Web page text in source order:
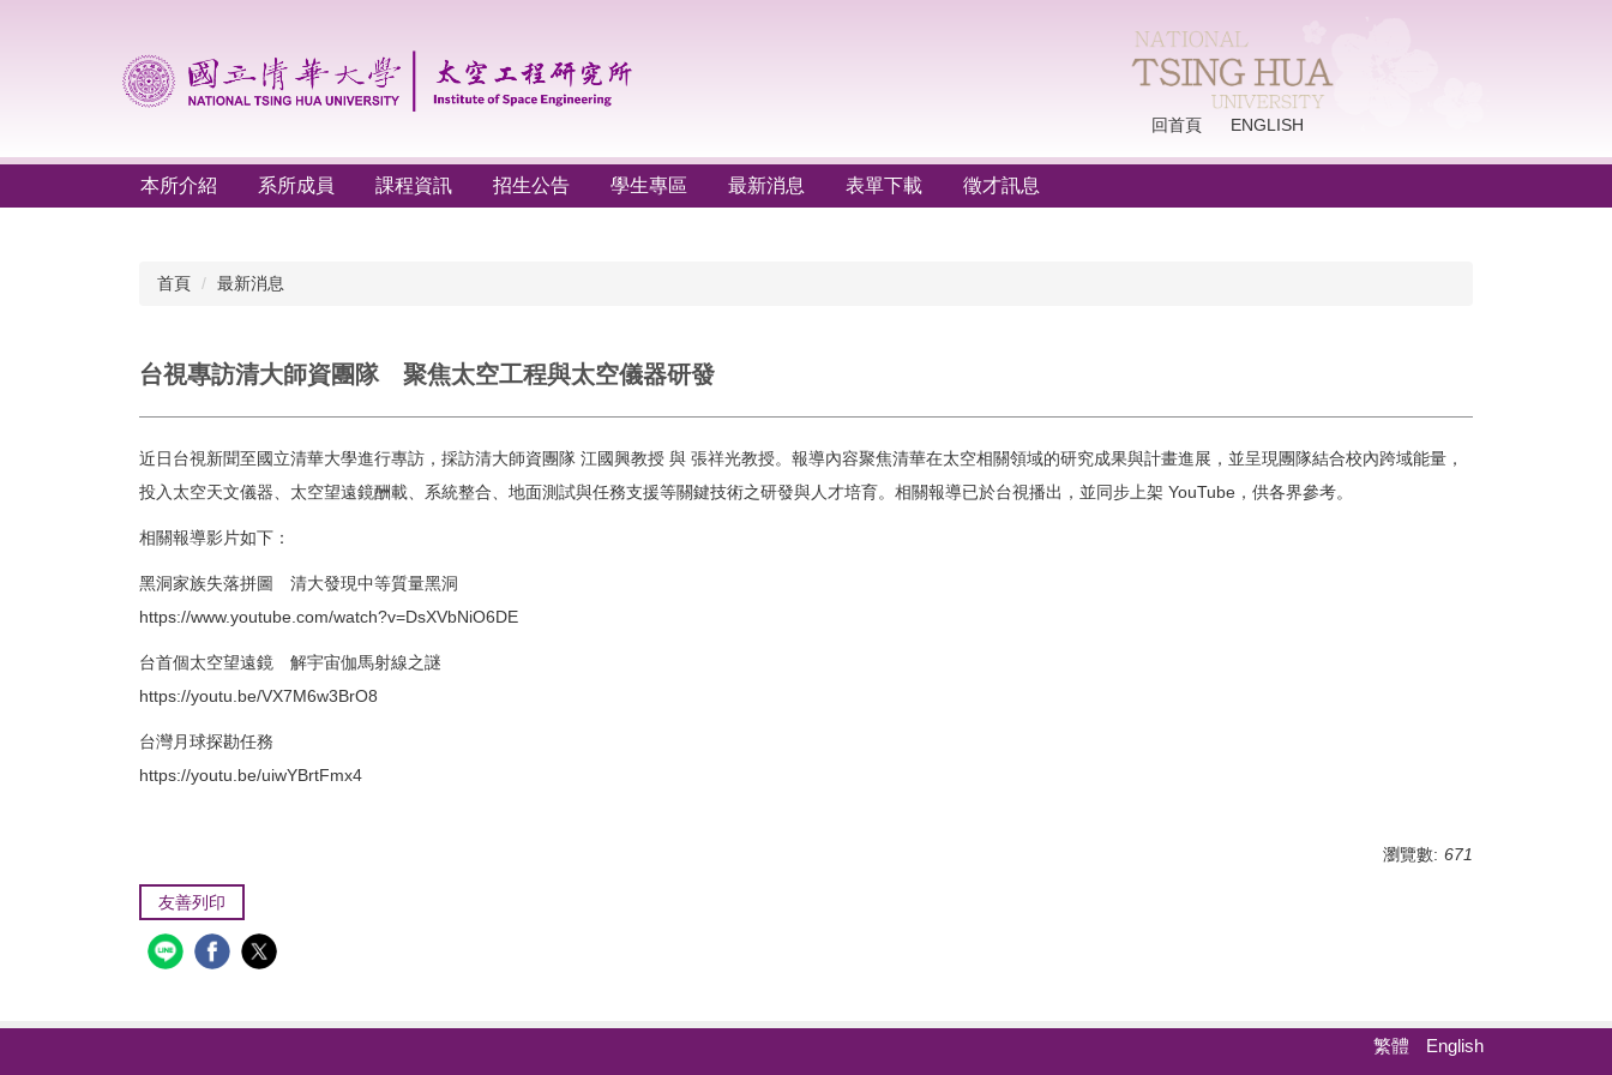
區
回首頁 ENGLISH
本所介紹 系所成員 課程資訊 招生公告 學生專區 最新消息 表單下載 徵才訊息
首頁 最新消息
台視專訪清大師資團隊 聚焦太空工程與太空儀器研發
近日台視新聞至國立清華大學進行專訪，採訪清大師資團隊 江國興教授 與 張祥光教授。報導內容聚焦清華在太空相關領域的研究成果與計畫進展，並呈現團隊結合校內跨域能量，
投入太空天文儀器、太空望遠鏡酬載、系統整合、地面測試與任務支援等關鍵技術之研發與人才培育。相關報導已於台視播出，並同步上架 YouTube，供各界參考。
相關報導影片如下：
黑洞家族失落拼圖 清大發現中等質量黑洞
https://www.youtube.com/watch?v=DsXVbNiO6DE
台首個太空望遠鏡 解宇宙伽馬射線之謎
https://youtu.be/VX7M6w3BrO8
台灣月球探勘任務
https://youtu.be/uiwYBrtFmx4
瀏覽數: 671
友善列印
繁體 English